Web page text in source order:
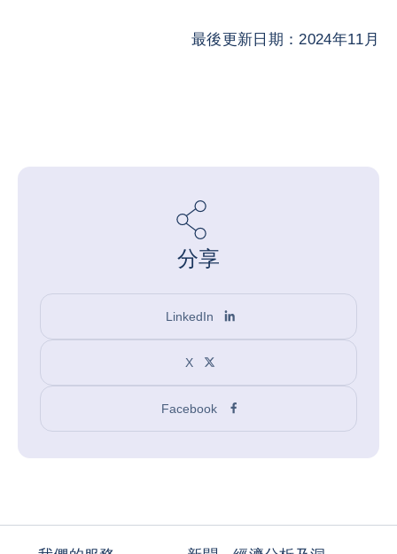
最後更新日期：2024年11月
分享
LinkedIn
X
Facebook